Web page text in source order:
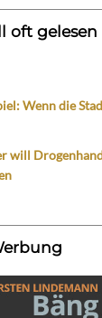
oft gelesen
Wenn die
will